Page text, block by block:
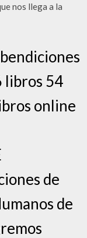
nos llega a la
libros 54
online
de
de